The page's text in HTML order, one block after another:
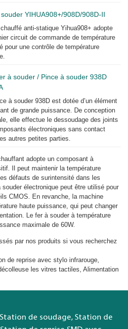
YIHUA908+/908D/908D-II
anti-statique Yihua908+ adopte
circuit de commande de température
pour une contrôle de température
à souder / Pince à souder 938D
à souder 938D est dotée d’un élément
de grande puissance. De conception
elle effectue le dessoudage des joints
électroniques sans contact
autres petites parties.
adopte un composant à
Il peut maintenir la température
défauts de surintensité dans les
électronique peut être utilisé pour
CMOS. En revanche, la machine
haute puissance, qui peut changer
Le fer à souder à température
maximale de 60W.
par nos produits si vous recherchez
de reprise avec stylo infrarouge,
les vitres tactiles, Alimentation
de soudage, Station de